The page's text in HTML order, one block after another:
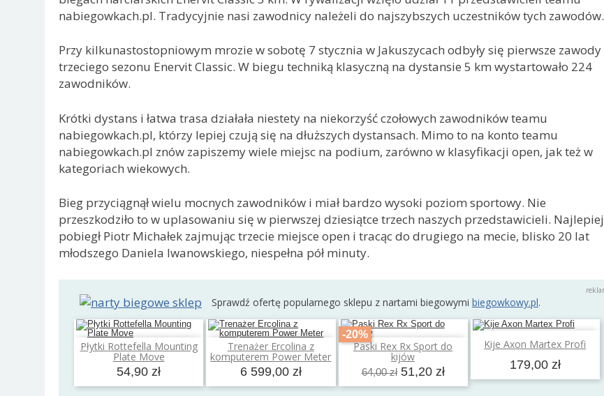
nabiegowkach.pl. Tradycyjnie nasi zawodnicy należeli do najszybszych uczestników tych zawodów.
Przy kilkunastostopniowym mrozie w sobotę 7 stycznia w Jakuszycach odbyły się pierwsze zawody
trzeciego sezonu Enervit Classic. W biegu techniką klasyczną na dystansie 5 km wystartowało 224
zawodników.
Krótki dystans i łatwa trasa działała niestety na niekorzyść czołowych zawodników teamu
nabiegowkach.pl, którzy lepiej czują się na dłuższych dystansach. Mimo to na konto teamu
nabiegowkach.pl znów zapiszemy wiele miejsc na podium, zarówno w klasyfikacji open, jak też w
kategoriach wiekowych.
Bieg przyciągnął wielu mocnych zawodników i miał bardzo wysoki poziom sportowy. Nie
przeszkodziło to w uplasowaniu się w pierwszej dziesiątce trzech naszych przedstawicieli. Najlepiej
pobiegł Piotr Michałek zajmując trzecie miejsce open i tracąc do drugiego na mecie, blisko 20 lat
młodszego Daniela Iwanowskiego, niespełna pół minuty.
Sprawdź ofertę popularnego sklepu z nartami biegowymi biegowkowy.pl.
Płytki Rottefella Mounting
Plate Move
54,90 zł
Dodaj do koszyka Trenażer Ercolina z
komputerem Power Meter
6 599,00 zł
Dodaj do koszyka
-20%
Paski Rex Rx Sport do
kijów
64,00 zł 51,20 zł
Dodaj do koszyka Kije Axon Martex Profi
179,00 zł
Dodaj do koszyka